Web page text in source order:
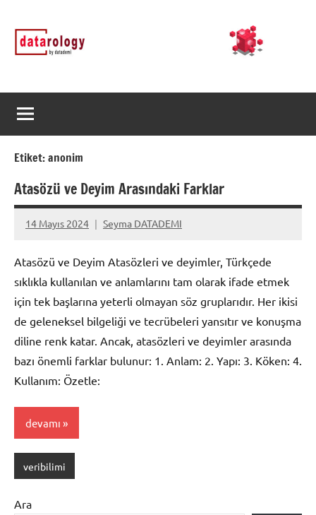
geçDATArology
by
rology
Etiket:anonim
Atasözü ve Deyim Arasındaki Farklar
14 Mayıs 2024 Seyma DATADEMI
Yorum
Atasözü ve Deyim Atasözleri ve deyimler, Türkçede
sıklıkla kullanılan ve anlamlarını tam olarak ifade etmek
için tek başlarına yeterli olmayan söz gruplarıdır. Her ikisi
de geleneksel bilgeliği ve tecrübeleri yansıtır ve konuşma
diline renk katar. Ancak, atasözleri ve deyimler arasında
bazı önemli farklar bulunur: 1. Anlam: 2. Yapı: 3. Köken: 4.
Kullanım: Özetle:
devamı
veribilimi
Ara